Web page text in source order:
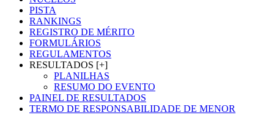
PISTA
RANKINGS
REGISTRO DE MÉRITO
FORMULÁRIOS
REGULAMENTOS
RESULTADOS [+]
PLANILHAS
RESUMO DO EVENTO
PAINEL DE RESULTADOS
TERMO DE RESPONSABILIDADE DE MENOR